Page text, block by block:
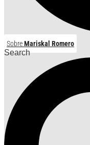
SobreMariskal Romero
Search